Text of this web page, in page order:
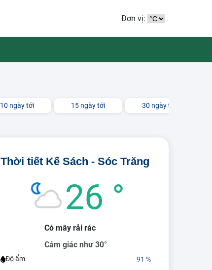
Đơn vị:
10 ngày tới 15 ngày tới 30 ngày tới
Thời tiết Kế Sách - Sóc Trăng
26 °
Có mây rải rác
Cảm giác như 30°
Độ ẩm 91 %